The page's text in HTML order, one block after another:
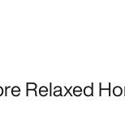
Relaxed